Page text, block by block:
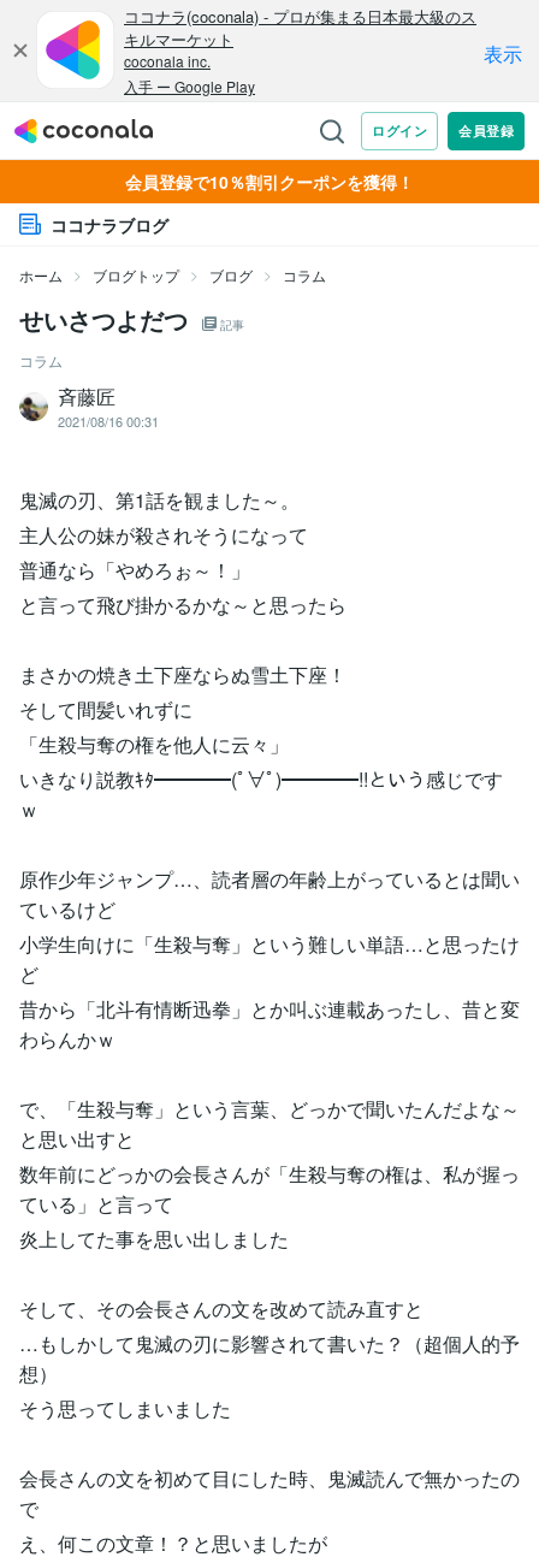
会員登録で10％割引クーポンを獲得！
ココナラブログ
ホーム ブログトップ ブログ コラム
せいさつよだつ 記事
コラム
斉藤匠
2021/08/16 00:31
鬼滅の刃、第1話を観ました～。
主人公の妹が殺されそうになって
普通なら「やめろぉ～！」
と言って飛び掛かるかな～と思ったら
まさかの焼き土下座ならぬ雪土下座！
そして間髪いれずに
「生殺与奪の権を他人に云々」
いきなり説教ｷﾀ━━━━(ﾟ∀ﾟ)━━━━!!という感じです
ｗ
原作少年ジャンプ…、読者層の年齢上がっているとは聞い
ているけど
小学生向けに「生殺与奪」という難しい単語…と思ったけ
ど
昔から「北斗有情断迅拳」とか叫ぶ連載あったし、昔と変
わらんかｗ
で、「生殺与奪」という言葉、どっかで聞いたんだよな～
と思い出すと
数年前にどっかの会長さんが「生殺与奪の権は、私が握っ
ている」と言って
炎上してた事を思い出しました
そして、その会長さんの文を改めて読み直すと
…もしかして鬼滅の刃に影響されて書いた？（超個人的予
想）
そう思ってしまいました
会長さんの文を初めて目にした時、鬼滅読んで無かったの
で
え、何この文章！？と思いましたが